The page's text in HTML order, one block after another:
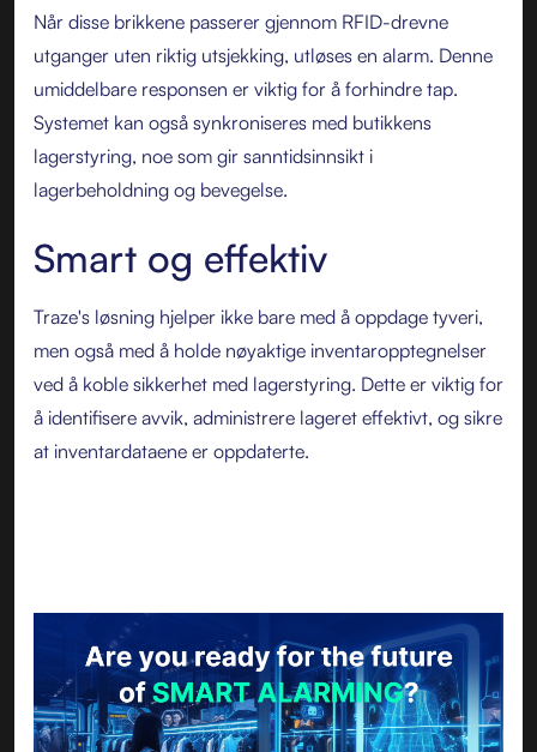
Når disse brikkene passerer gjennom RFID-drevne
utganger uten riktig utsjekking, utløses en alarm. Denne
umiddelbare responsen er viktig for å forhindre tap.
Systemet kan også synkroniseres med butikkens
lagerstyring, noe som gir sanntidsinnsikt i
lagerbeholdning og bevegelse.
Smart og effektiv
Traze's løsning hjelper ikke bare med å oppdage tyveri,
men også med å holde nøyaktige inventaropptegnelser
ved å koble sikkerhet med lagerstyring. Dette er viktig for
å identifisere avvik, administrere lageret effektivt, og sikre
at inventardataene er oppdaterte.